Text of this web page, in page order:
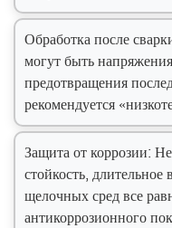
Обработка после
могут быть
предотвращения
рекомендуется
Защита от коррозии:
стойкость,
щелочных сред все
антикоррозионного